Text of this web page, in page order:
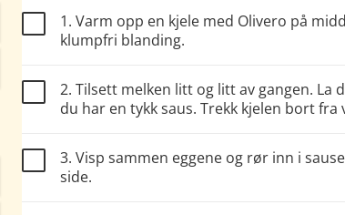
1. Varm opp en kjele med Olivero på
klumpfri blanding.
2. Tilsett melken litt og litt av gangen. La
du har en tykk saus. Trekk kjelen bort
3. Visp sammen eggene og rør inn i
side.